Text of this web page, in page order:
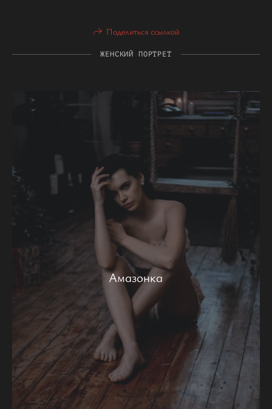
Поделиться ссылкой
ЖЕНСКИЙ ПОРТРЕТ
Амазонка